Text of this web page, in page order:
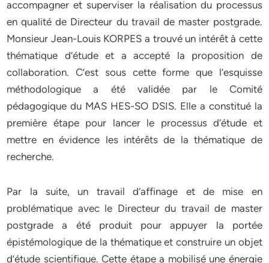
accompagner et superviser la réalisation du processus
en qualité de Directeur du travail de master postgrade.
Monsieur Jean-Louis KORPES a trouvé un intérêt à cette
thématique d’étude et a accepté la proposition de
collaboration. C’est sous cette forme que l’esquisse
méthodologique a été validée par le Comité
pédagogique du MAS HES-SO DSIS. Elle a constitué la
première étape pour lancer le processus d’étude et
mettre en évidence les intérêts de la thématique de
recherche.
Par la suite, un travail d’affinage et de mise en
problématique avec le Directeur du travail de master
postgrade a été produit pour appuyer la portée
épistémologique de la thématique et construire un objet
d’étude scientifique. Cette étape a mobilisé une énergie